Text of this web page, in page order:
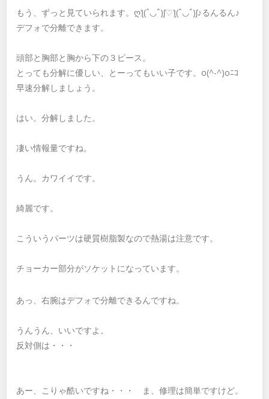
もう、ずっと見ていられます。ღƪ(ˆ◡ˆ)ʃ♡ƪ(ˆ◡ˆ)ʃ♪るんるん♪
デフォで分離できます。
頭部と胸部と胸から下の３ピース。
とっても分解に優しい、とーってもいい子です。o(^-^)oﾆｺ
早速分解しましょう。
はい。分解しました。
凄い情報量ですね。
うん。カワイイです。
綺麗です。
こういうパーツは硬質樹脂製なので熱湯は注意です。
チョーカー部分がソケットになっています。
あっ、右腕はデフォで分離できるんですね。
うんうん、いいですよ。
反対側は・・・
あー、こりゃ酷いですね・・・ ま、修理は簡単ですけど。